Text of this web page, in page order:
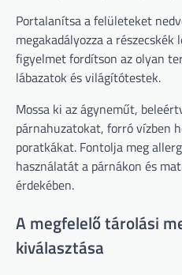
Portalanítsa a felületeket
megakadályozza a
figyelmet fordítson az olyan
lábazatok és világítótestek.
Mossa ki az ágyneműt,
párnahuzatokat, forró vízben
poratkákat. Fontolja meg
használatát a párnákon és
érdekében.
A megfelelő tárolási
kiválasztása